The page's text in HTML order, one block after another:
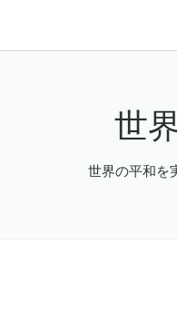
世
世界の平和を